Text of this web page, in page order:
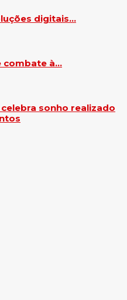
digitais…
combate à…
sonho realizado